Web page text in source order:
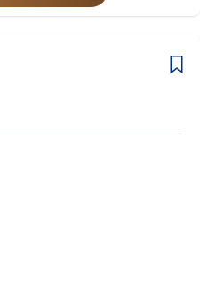
優れた内装部品・シートの設計
慮した内外装機能部品のシステム
ト及びバッテリーの熱マネージ
はプロジェクトチームに入ってい
下で業務に就き、オンザジョブト
的な技術を習得していただきま
いつでもすぐに車に乗ることがで
る環境が整っています。
定期的な勉強会が開催され、新し